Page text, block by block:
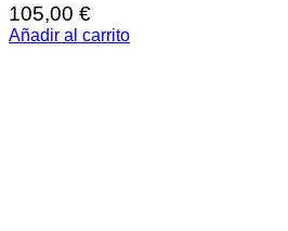
105,00 €
Añadir al carrito